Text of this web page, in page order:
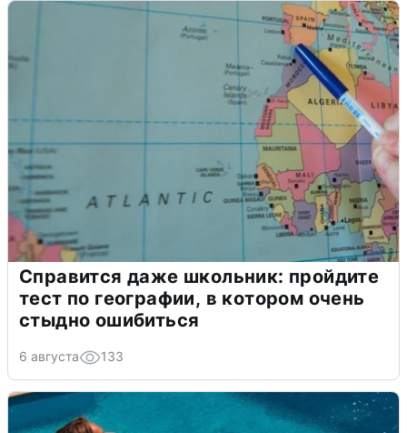
Справится даже школьник: пройдите
тест по географии, в котором очень
стыдно ошибиться
6 августа 133